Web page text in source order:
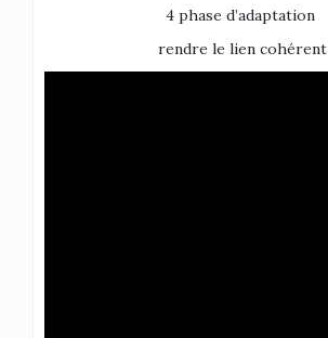
4 phase d’adaptation
rendre le lien cohérent